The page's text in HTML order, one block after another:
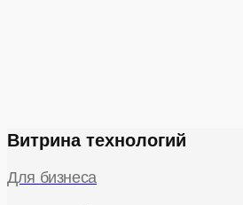
Витрина технологий
Для бизнеса